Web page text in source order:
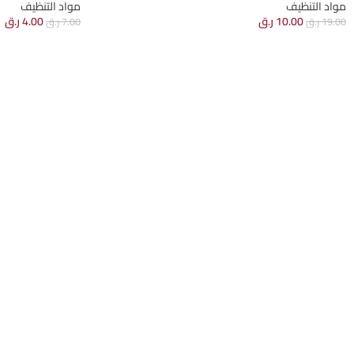
مواد التنظيف
19.00ر.ق10.00ر.ق
مواد التنظيف
7.00ر.ق4.00ر.ق